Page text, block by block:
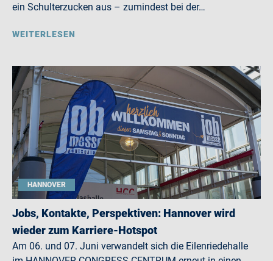
ein Schulterzucken aus – zumindest bei der…
WEITERLESEN
HANNOVER
Jobs, Kontakte, Perspektiven: Hannover wird
wieder zum Karriere-Hotspot
Am 06. und 07. Juni verwandelt sich die Eilenriedehalle